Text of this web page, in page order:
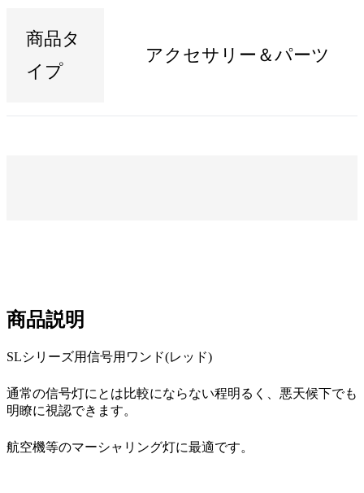
商品タ
イプ
アクセサリー＆パーツ
商品説明
SLシリーズ用信号用ワンド(レッド)
通常の信号灯にとは比較にならない程明るく、悪天候下でも
明瞭に視認できます。
航空機等のマーシャリング灯に最適です。